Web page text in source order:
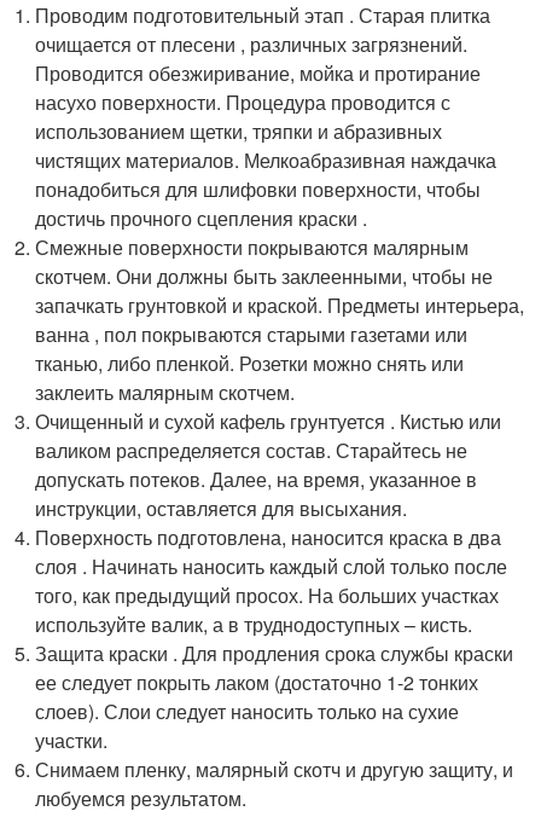
Проводим подготовительный этап . Старая плитка
очищается от плесени , различных загрязнений.
Проводится обезжиривание, мойка и протирание
насухо поверхности. Процедура проводится с
использованием щетки, тряпки и абразивных
чистящих материалов. Мелкоабразивная наждачка
понадобиться для шлифовки поверхности, чтобы
достичь прочного сцепления краски .
Смежные поверхности покрываются малярным
скотчем. Они должны быть заклеенными, чтобы не
запачкать грунтовкой и краской. Предметы интерьера,
ванна , пол покрываются старыми газетами или
тканью, либо пленкой. Розетки можно снять или
заклеить малярным скотчем.
Очищенный и сухой кафель грунтуется . Кистью или
валиком распределяется состав. Старайтесь не
допускать потеков. Далее, на время, указанное в
инструкции, оставляется для высыхания.
Поверхность подготовлена, наносится краска в два
слоя . Начинать наносить каждый слой только после
того, как предыдущий просох. На больших участках
используйте валик, а в труднодоступных – кисть.
Защита краски . Для продления срока службы краски
ее следует покрыть лаком (достаточно 1-2 тонких
слоев). Слои следует наносить только на сухие
участки.
Снимаем пленку, малярный скотч и другую защиту, и
любуемся результатом.